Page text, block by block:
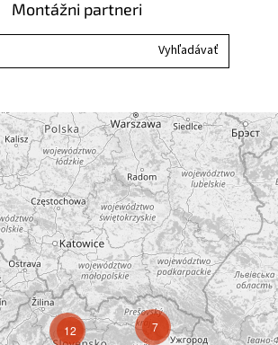
Montážni partneri
7
12